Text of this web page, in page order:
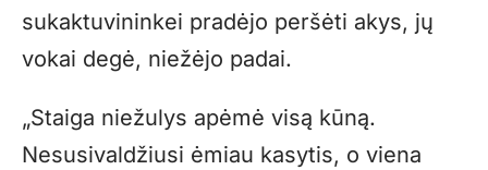
sukaktuvininkei pradėjo peršėti akys, jų
vokai degė, niežėjo padai.
„Staiga niežulys apėmė visą kūną.
Nesusivaldžiusi ėmiau kasytis, o viena